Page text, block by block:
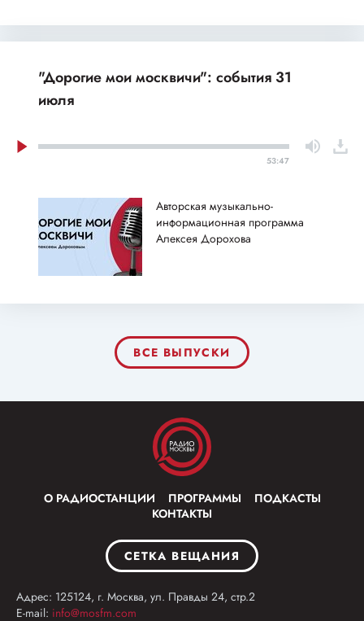
"Дорогие мои москвичи": события 31
июля
53:47
Авторская музыкально-
информационная программа
Алексея Дорохова
ВСЕ ВЫПУСКИ
О РАДИОСТАНЦИИ ПРОГРАММЫ
ПОДКАСТЫ
КОНТАКТЫ
СЕТКА ВЕЩАНИЯ
Адрес: 125124, г. Москва, ул. Правды 24, стр.2
E-mail: info@mosfm.com